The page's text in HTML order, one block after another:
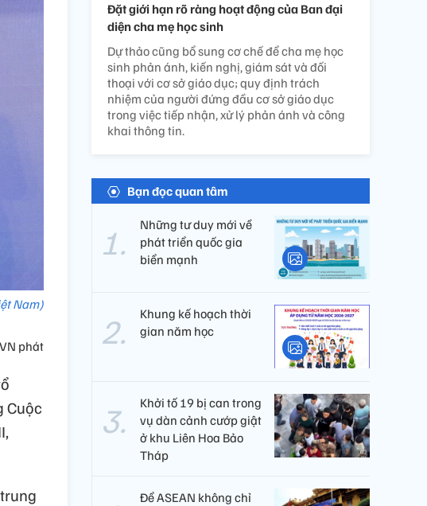
Nam)
phát
Cuộc
Đặt giới hạn rõ ràng hoạt động của Ban đại
diện cha mẹ học sinh
Dự thảo cũng bổ sung cơ chế để cha mẹ học
sinh phản ánh, kiến nghị, giám sát và đối
thoại với cơ sở giáo dục; quy định trách
nhiệm của người đứng đầu cơ sở giáo dục
trong việc tiếp nhận, xử lý phản ánh và công
khai thông tin.
Bạn đọc quan tâm
Những tư duy mới về
phát triển quốc gia
biển mạnh
Khung kế hoạch thời
gian năm học
Khởi tố 19 bị can trong
vụ dàn cảnh cướp giật
ở khu Liên Hoa Bảo
Tháp
Để ASEAN không chỉ